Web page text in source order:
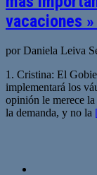
vacaciones »
por Daniela Leiva
1. Cristina: El
implementará los
opinión le merece
la demanda, y no la